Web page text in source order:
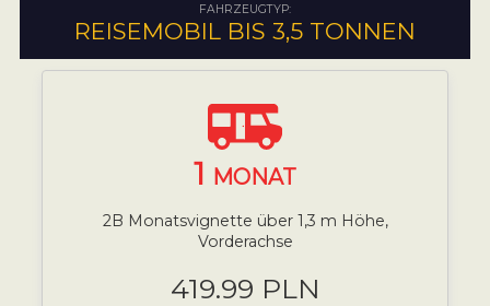
FAHRZEUGTYP:
REISEMOBIL BIS 3,5 TONNEN
1 MONAT
2B Monatsvignette über 1,3 m Höhe,
Vorderachse
419.99 PLN